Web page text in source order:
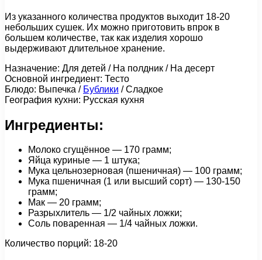
Из указанного количества продуктов выходит 18-20
небольших сушек. Их можно приготовить впрок в
большем количестве, так как изделия хорошо
выдерживают длительное хранение.
Назначение: Для детей / На полдник / На десерт
Основной ингредиент: Тесто
Блюдо: Выпечка / Бублики / Сладкое
География кухни: Русская кухня
Ингредиенты:
Молоко сгущённое — 170 грамм;
Яйца куриные — 1 штука;
Мука цельнозерновая (пшеничная) — 100 грамм;
Мука пшеничная (1 или высший сорт) — 130-150
грамм;
Мак — 20 грамм;
Разрыхлитель — 1/2 чайных ложки;
Соль поваренная — 1/4 чайных ложки.
Количество порций: 18-20